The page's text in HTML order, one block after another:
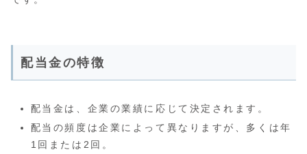
配当金の特徴
配当金は、企業の業績に応じて決定されます。
配当の頻度は企業によって異なりますが、多くは年
1回または2回。